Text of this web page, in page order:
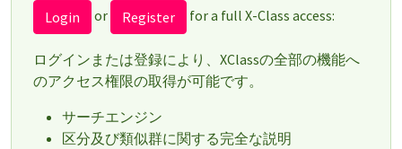
Login or Register for a full X-Class access:
ログインまたは登録により、XClassの全部の機能へ
のアクセス権限の取得が可能です。
サーチエンジン
区分及び類似群に関する完全な説明